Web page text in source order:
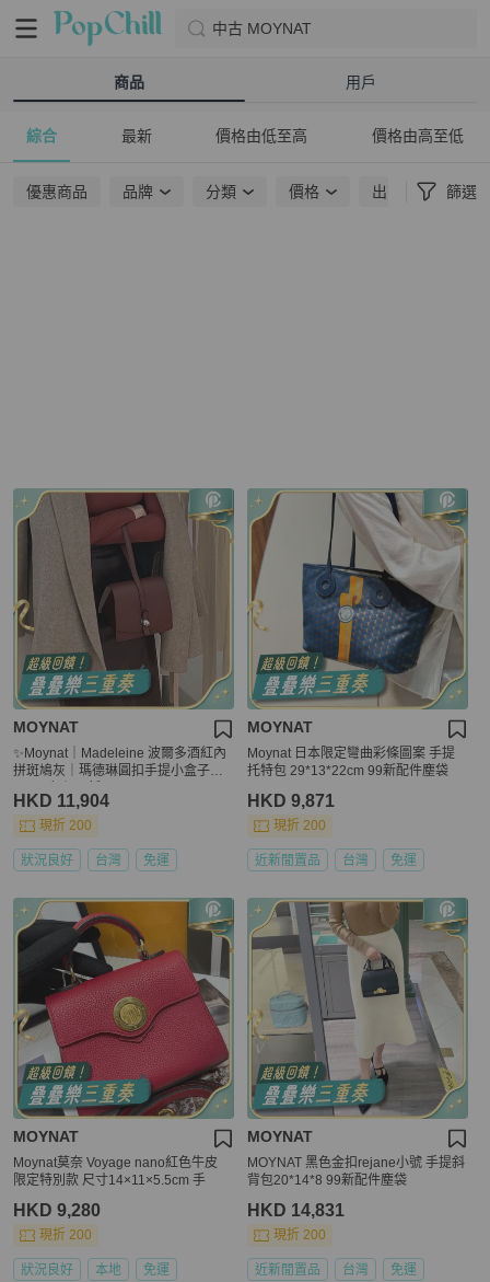
中古 MOYNAT
商品 用戶
綜合 最新 價格由低至高 價格由高至低
優惠商品 品牌 分類 價格 出貨地點 篩選
MOYNAT
✨Moynat｜Madeleine 波爾多酒紅內
拼斑鳩灰｜瑪德琳圓扣手提小盒子｜e
HKD 11,904
現折 200
狀況良好 台灣 免運
MOYNAT
Moynat 日本限定彎曲彩條圖案 手提
托特包 29*13*22cm 99新配件塵袋
HKD 9,871
現折 200
近新閒置品 台灣 免運
MOYNAT
Moynat莫奈 Voyage nano紅色牛皮
限定特別款 尺寸14×11×5.5cm 手
HKD 9,280
現折 200
狀況良好 本地 免運
MOYNAT
MOYNAT 黑色金扣rejane小號 手提斜
背包20*14*8 99新配件塵袋
HKD 14,831
現折 200
近新閒置品 台灣 免運